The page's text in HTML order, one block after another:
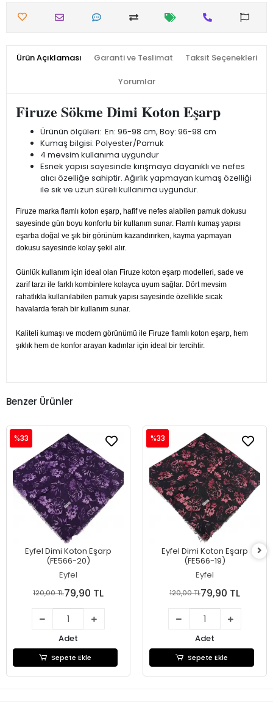
Ürün Açıklaması Garanti ve Teslimat Taksit Seçenekleri
Yorumlar
Firuze Sökme Dimi Koton Eşarp
Ürünün ölçüleri: En: 96-98 cm, Boy: 96-98 cm
Kumaş bilgisi: Polyester/Pamuk
4 mevsim kullanıma uygundur
Esnek yapısı sayesinde kırışmaya dayanıklı ve nefes
alıcı özelliğe sahiptir. Ağırlık yapmayan kumaş özelliği
ile sık ve uzun süreli kullanıma uygundur.
Firuze marka flamlı koton eşarp, hafif ve nefes alabilen pamuk dokusu
sayesinde gün boyu konforlu bir kullanım sunar. Flamlı kumaş yapısı
eşarba doğal ve şık bir görünüm kazandırırken, kayma yapmayan
dokusu sayesinde kolay şekil alır.
Günlük kullanım için ideal olan Firuze koton eşarp modelleri, sade ve
zarif tarzı ile farklı kombinlere kolayca uyum sağlar. Dört mevsim
rahatlıkla kullanılabilen pamuk yapısı sayesinde özellikle sıcak
havalarda ferah bir kullanım sunar.
Kaliteli kumaşı ve modern görünümü ile Firuze flamlı koton eşarp, hem
şıklık hem de konfor arayan kadınlar için ideal bir tercihtir.
Benzer Ürünler
Eyfel Dimi Koton Eşarp
(FE566-20)
Eyfel
%33
120,00 TL79,90 TL
Adet
Sepete Ekle
Eyfel Dimi Koton Eşarp
(FE566-19)
Eyfel
%33
120,00 TL79,90 TL
Adet
Sepete Ekle